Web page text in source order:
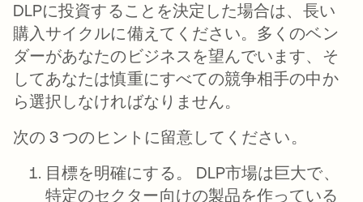
DLPに投資することを決定した場合は、長い
購入サイクルに備えてください。多くのベン
ダーがあなたのビジネスを望んでいます、そ
してあなたは慎重にすべての競争相手の中か
ら選択しなければなりません。
次の 3 つのヒントに留意してください。
目標を明確にする。 DLP市場は巨大で、
特定のセクター向けの製品を作っている